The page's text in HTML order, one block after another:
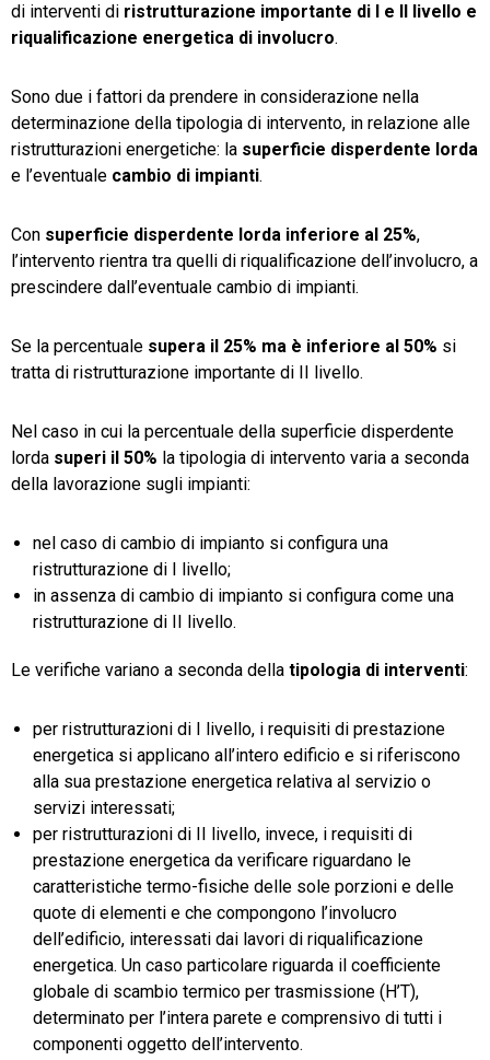
di interventi di ristrutturazione importante di I e II livello e
riqualificazione energetica di involucro.
Sono due i fattori da prendere in considerazione nella
determinazione della tipologia di intervento, in relazione alle
ristrutturazioni energetiche: la superficie disperdente lorda
e l’eventuale cambio di impianti.
Con superficie disperdente lorda inferiore al 25%,
l’intervento rientra tra quelli di riqualificazione dell’involucro, a
prescindere dall’eventuale cambio di impianti.
Se la percentuale supera il 25% ma è inferiore al 50% si
tratta di ristrutturazione importante di II livello.
Nel caso in cui la percentuale della superficie disperdente
lorda superi il 50% la tipologia di intervento varia a seconda
della lavorazione sugli impianti:
nel caso di cambio di impianto si configura una
ristrutturazione di I livello;
in assenza di cambio di impianto si configura come una
ristrutturazione di II livello.
Le verifiche variano a seconda della tipologia di interventi:
per ristrutturazioni di I livello, i requisiti di prestazione
energetica si applicano all’intero edificio e si riferiscono
alla sua prestazione energetica relativa al servizio o
servizi interessati;
per ristrutturazioni di II livello, invece, i requisiti di
prestazione energetica da verificare riguardano le
caratteristiche termo-fisiche delle sole porzioni e delle
quote di elementi e che compongono l’involucro
dell’edificio, interessati dai lavori di riqualificazione
energetica. Un caso particolare riguarda il coefficiente
globale di scambio termico per trasmissione (H’T),
determinato per l’intera parete e comprensivo di tutti i
componenti oggetto dell’intervento.